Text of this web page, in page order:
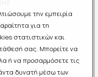
την εμπειρία
για τη
στατιστικών και
σας. Μπορείτε να
ή να προσαρμόσετε τις
δυνατή μέσω των